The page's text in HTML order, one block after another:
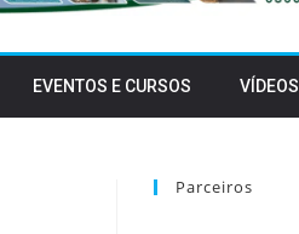
EVENTOS E CURSOS VÍDEOS
Parceiros